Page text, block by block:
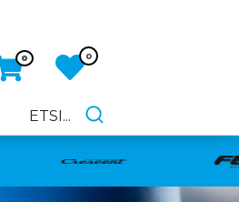
0 0
ETSI...